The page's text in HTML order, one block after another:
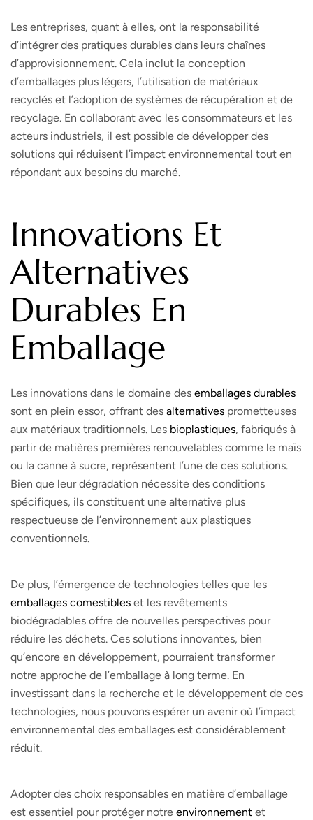
Les entreprises, quant à elles, ont la responsabilité
d’intégrer des pratiques durables dans leurs chaînes
d’approvisionnement. Cela inclut la conception
d’emballages plus légers, l’utilisation de matériaux
recyclés et l’adoption de systèmes de récupération et de
recyclage. En collaborant avec les consommateurs et les
acteurs industriels, il est possible de développer des
solutions qui réduisent l’impact environnemental tout en
répondant aux besoins du marché.
Innovations Et
Alternatives
Durables En
Emballage
Les innovations dans le domaine des emballages durables
sont en plein essor, offrant des alternatives prometteuses
aux matériaux traditionnels. Les bioplastiques, fabriqués à
partir de matières premières renouvelables comme le maïs
ou la canne à sucre, représentent l’une de ces solutions.
Bien que leur dégradation nécessite des conditions
spécifiques, ils constituent une alternative plus
respectueuse de l’environnement aux plastiques
conventionnels.
De plus, l’émergence de technologies telles que les
emballages comestibles et les revêtements
biodégradables offre de nouvelles perspectives pour
réduire les déchets. Ces solutions innovantes, bien
qu’encore en développement, pourraient transformer
notre approche de l’emballage à long terme. En
investissant dans la recherche et le développement de ces
technologies, nous pouvons espérer un avenir où l’impact
environnemental des emballages est considérablement
réduit.
Adopter des choix responsables en matière d’emballage
est essentiel pour protéger notre environnement et